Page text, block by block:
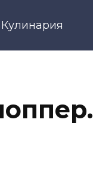
Кулинария